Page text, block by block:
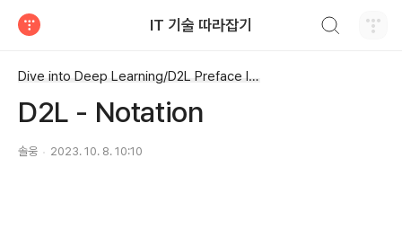
IT 기술 따라잡기
Dive into Deep Learning/D2L Preface Installation Notation Intro
D2L - Notation
솔웅 2023. 10. 8. 10:10